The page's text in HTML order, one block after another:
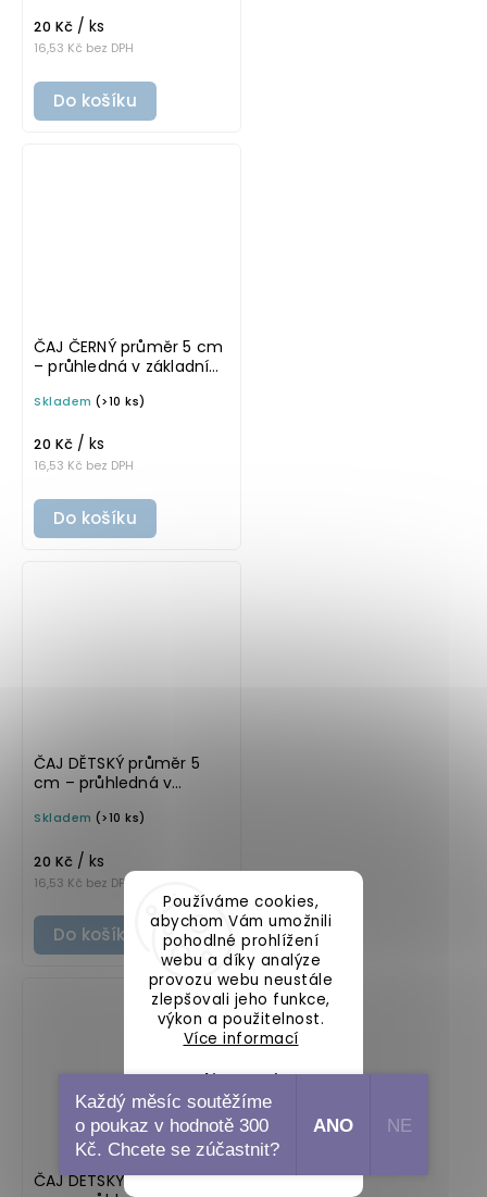
Používáme cookies,
abychom Vám umožnili
pohodlné prohlížení
webu a díky analýze
provozu webu neustále
zlepšovali jeho funkce,
výkon a použitelnost.
Více informací
Nastavení
Souhlasím
16,53 Kč bez DPH
20 Kč / ks
Do košíku
ČAJ ČERNÝ průměr 5 cm
– průhledná v základním
samolepka na
Skladem (>10 ks)
16,53 Kč bez DPH
20 Kč / ks
Do košíku
ČAJ DĚTSKÝ průměr 5
cm – průhledná v
omyvatelná samolepka
Skladem (>10 ks)
16,53 Kč bez DPH
20 Kč / ks
Do košíku
ČAJ DĚTSKÝ průměr 5
Každý měsíc soutěžíme
o poukaz v hodnotě 300
Kč. Chcete se zúčastnit?
ANO NE